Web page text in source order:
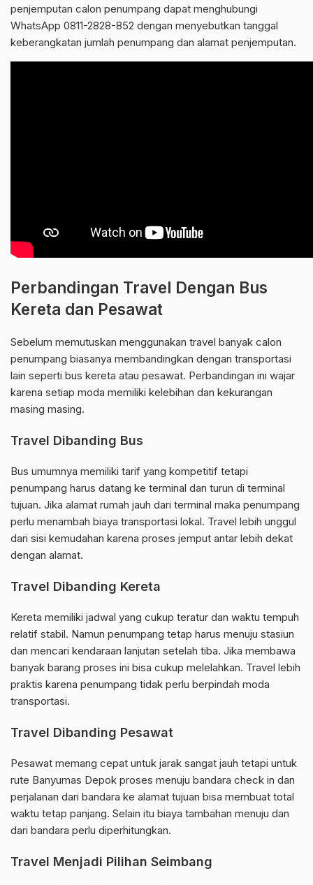
penjemputan calon penumpang dapat menghubungi
WhatsApp 0811-2828-852 dengan menyebutkan tanggal
keberangkatan jumlah penumpang dan alamat penjemputan.
Perbandingan Travel Dengan Bus
Kereta dan Pesawat
Sebelum memutuskan menggunakan travel banyak calon
penumpang biasanya membandingkan dengan transportasi
lain seperti bus kereta atau pesawat. Perbandingan ini wajar
karena setiap moda memiliki kelebihan dan kekurangan
masing masing.
Travel Dibanding Bus
Bus umumnya memiliki tarif yang kompetitif tetapi
penumpang harus datang ke terminal dan turun di terminal
tujuan. Jika alamat rumah jauh dari terminal maka penumpang
perlu menambah biaya transportasi lokal. Travel lebih unggul
dari sisi kemudahan karena proses jemput antar lebih dekat
dengan alamat.
Travel Dibanding Kereta
Kereta memiliki jadwal yang cukup teratur dan waktu tempuh
relatif stabil. Namun penumpang tetap harus menuju stasiun
dan mencari kendaraan lanjutan setelah tiba. Jika membawa
banyak barang proses ini bisa cukup melelahkan. Travel lebih
praktis karena penumpang tidak perlu berpindah moda
transportasi.
Travel Dibanding Pesawat
Pesawat memang cepat untuk jarak sangat jauh tetapi untuk
rute Banyumas Depok proses menuju bandara check in dan
perjalanan dari bandara ke alamat tujuan bisa membuat total
waktu tetap panjang. Selain itu biaya tambahan menuju dan
dari bandara perlu diperhitungkan.
Travel Menjadi Pilihan Seimbang